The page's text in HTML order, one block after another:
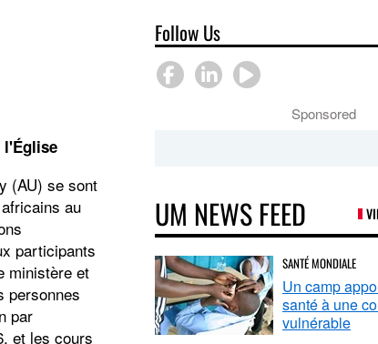
l'Église
(AU) se sont
au
participants
ministère et
personnes
par
et les cours
Follow Us
Sponsored
UM NEWS FEED
SANTÉ MONDIALE
Un camp
santé à une
vulnérable